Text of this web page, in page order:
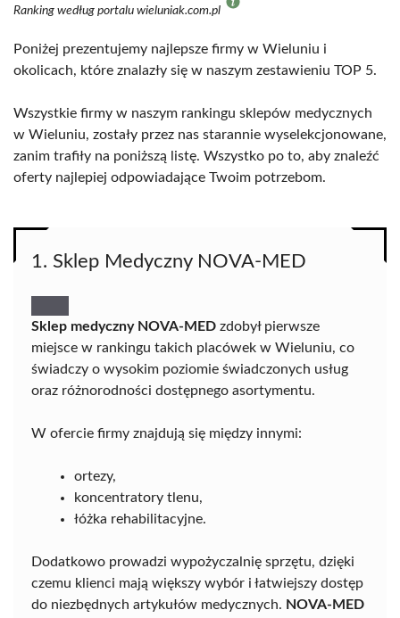
Ranking według portalu wieluniak.com.pl
Poniżej prezentujemy najlepsze firmy w Wieluniu i
okolicach, które znalazły się w naszym zestawieniu TOP 5.
Wszystkie firmy w naszym rankingu sklepów medycznych
w Wieluniu, zostały przez nas starannie wyselekcjonowane,
zanim trafiły na poniższą listę. Wszystko po to, aby znaleźć
oferty najlepiej odpowiadające Twoim potrzebom.
1. Sklep Medyczny NOVA-MED
Sklep medyczny NOVA-MED zdobył pierwsze
miejsce w rankingu takich placówek w Wieluniu, co
świadczy o wysokim poziomie świadczonych usług
oraz różnorodności dostępnego asortymentu.
W ofercie firmy znajdują się między innymi:
ortezy,
koncentratory tlenu,
łóżka rehabilitacyjne.
Dodatkowo prowadzi wypożyczalnię sprzętu, dzięki
czemu klienci mają większy wybór i łatwiejszy dostęp
do niezbędnych artykułów medycznych. NOVA-MED